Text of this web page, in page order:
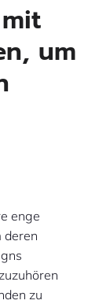
um
enge
deren
zu